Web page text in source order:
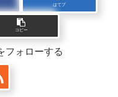
はてブ
コピー
フォローする